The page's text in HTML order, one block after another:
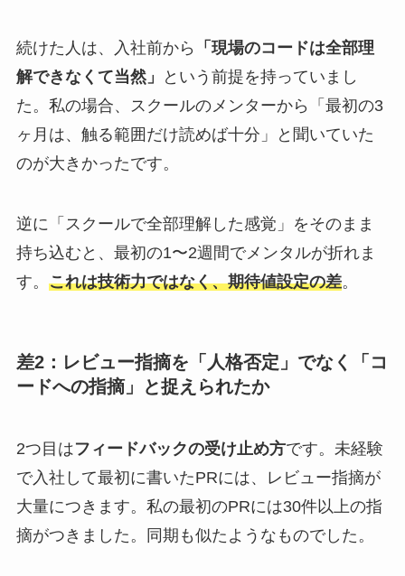
続けた人は、入社前から
「現場のコードは全部理
解できなくて当然」
という前提を持っていまし
た。私の場合、スクールのメンターから「最初の3
ヶ月は、触る範囲だけ読めば十分」と聞いていた
のが大きかったです。
逆に「スクールで全部理解した感覚」をそのまま
持ち込むと、最初の1〜2週間でメンタルが折れま
す。 これは技術力ではなく、期待値設定の差。
差2：レビュー指摘を「人格否定」でなく「コ
ードへの指摘」と捉えられたか
2つ目はフィードバックの受け止め方です。未経験
で入社して最初に書いたPRには、レビュー指摘が
大量につきます。私の最初のPRには30件以上の指
摘がつきました。同期も似たようなものでした。